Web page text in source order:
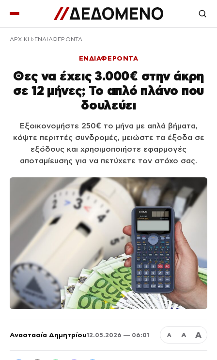
ΑΡΧΙΚΉ ΕΝΔΙΑΦΕΡΟΝΤΑ
ΕΝΔΙΑΦΕΡΟΝΤΑ
Θες να έχεις 3.000€ στην άκρη
σε 12 μήνες; Το απλό πλάνο που
δουλεύει
Εξοικονομήστε 250€ το μήνα με απλά βήματα,
κόψτε περιττές συνδρομές, μειώστε τα έξοδα σε
εξόδους και χρησιμοποιήστε εφαρμογές
αποταμίευσης για να πετύχετε τον στόχο σας.
Αναστασία Δημητρίου12.05.2026 — 06:01 Α Α Α